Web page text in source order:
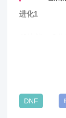
进化1
放动作，加
进化2
DNF